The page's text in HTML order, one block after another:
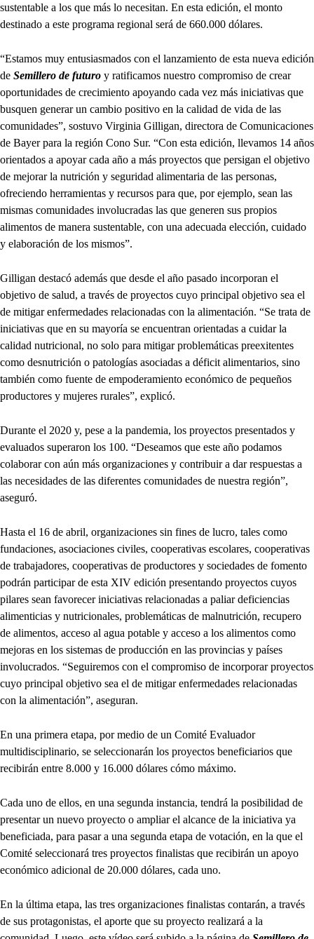
sustentable a los que más lo necesitan. En esta edición, el monto
destinado a este programa regional será de 660.000 dólares.
“Estamos muy entusiasmados con el lanzamiento de esta nueva edición
de Semillero de futuro y ratificamos nuestro compromiso de crear
oportunidades de crecimiento apoyando cada vez más iniciativas que
busquen generar un cambio positivo en la calidad de vida de las
comunidades”, sostuvo Virginia Gilligan, directora de Comunicaciones
de Bayer para la región Cono Sur. “Con esta edición, llevamos 14 años
orientados a apoyar cada año a más proyectos que persigan el objetivo
de mejorar la nutrición y seguridad alimentaria de las personas,
ofreciendo herramientas y recursos para que, por ejemplo, sean las
mismas comunidades involucradas las que generen sus propios
alimentos de manera sustentable, con una adecuada elección, cuidado
y elaboración de los mismos”.
Gilligan destacó además que desde el año pasado incorporan el
objetivo de salud, a través de proyectos cuyo principal objetivo sea el
de mitigar enfermedades relacionadas con la alimentación. “Se trata de
iniciativas que en su mayoría se encuentran orientadas a cuidar la
calidad nutricional, no solo para mitigar problemáticas preexitentes
como desnutrición o patologías asociadas a déficit alimentarios, sino
también como fuente de empoderamiento económico de pequeños
productores y mujeres rurales”, explicó.
Durante el 2020 y, pese a la pandemia, los proyectos presentados y
evaluados superaron los 100. “Deseamos que este año podamos
colaborar con aún más organizaciones y contribuir a dar respuestas a
las necesidades de las diferentes comunidades de nuestra región”,
aseguró.
Hasta el 16 de abril, organizaciones sin fines de lucro, tales como
fundaciones, asociaciones civiles, cooperativas escolares, cooperativas
de trabajadores, cooperativas de productores y sociedades de fomento
podrán participar de esta XIV edición presentando proyectos cuyos
pilares sean favorecer iniciativas relacionadas a paliar deficiencias
alimenticias y nutricionales, problemáticas de malnutrición, recupero
de alimentos, acceso al agua potable y acceso a los alimentos como
mejoras en los sistemas de producción en las provincias y países
involucrados. “Seguiremos con el compromiso de incorporar proyectos
cuyo principal objetivo sea el de mitigar enfermedades relacionadas
con la alimentación”, aseguran.
En una primera etapa, por medio de un Comité Evaluador
multidisciplinario, se seleccionarán los proyectos beneficiarios que
recibirán entre 8.000 y 16.000 dólares cómo máximo.
Cada uno de ellos, en una segunda instancia, tendrá la posibilidad de
presentar un nuevo proyecto o ampliar el alcance de la iniciativa ya
beneficiada, para pasar a una segunda etapa de votación, en la que el
Comité seleccionará tres proyectos finalistas que recibirán un apoyo
económico adicional de 20.000 dólares, cada uno.
En la última etapa, las tres organizaciones finalistas contarán, a través
de sus protagonistas, el aporte que su proyecto realizará a la